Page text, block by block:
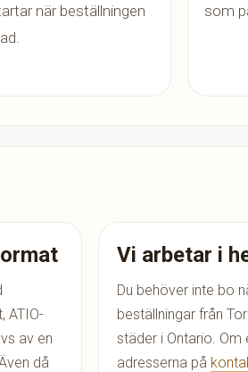
när beställningen
som
ATIO-
av en
då
Vi arbetar i
Du behöver inte bo
beställningar från
städer i Ontario.
adresserna på